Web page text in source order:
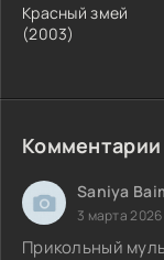
Красный змей
(2003)
Saniya
3 марта
Прикольный